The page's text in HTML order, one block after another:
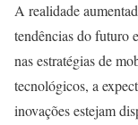
A realidade
tendências do futuro
nas estratégias de
tecnológicos, a
inovações estejam